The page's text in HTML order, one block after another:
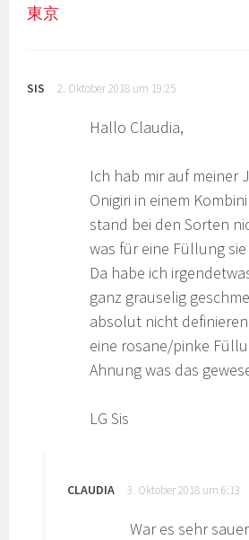
東京
SIS 2. Oktober 2018 um 19:25
Hallo Claudia,
Ich hab mir auf meiner
Onigiri in einem
stand bei den Sorten
was für eine Füllung
Da habe ich
ganz grauselig
absolut nicht
eine rosane/pinke
Ahnung was das
LG Sis
CLAUDIA 3. Oktober 2018 um 6:13
War es sehr